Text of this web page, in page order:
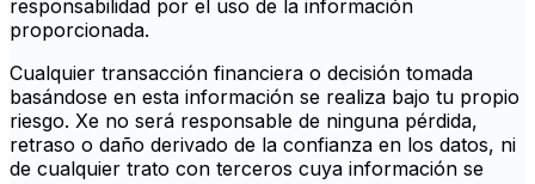
responsabilidad por el uso de la información
proporcionada.
Cualquier transacción financiera o decisión tomada
basándose en esta información se realiza bajo tu propio
riesgo. Xe no será responsable de ninguna pérdida,
retraso o daño derivado de la confianza en los datos, ni
de cualquier trato con terceros cuya información se